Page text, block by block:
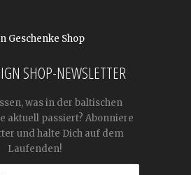
Geschenke Shop
SHOP-NEWSLETTER
was in der baltischen
aktuell passiert? Abonniere
und halte Dich auf dem
Laufenden!